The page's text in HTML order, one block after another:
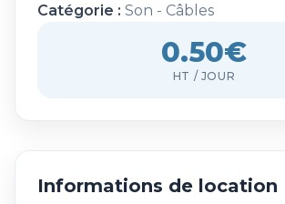
Catégorie : Son - Câbles
0.50€
HT / JOUR
Informations de location